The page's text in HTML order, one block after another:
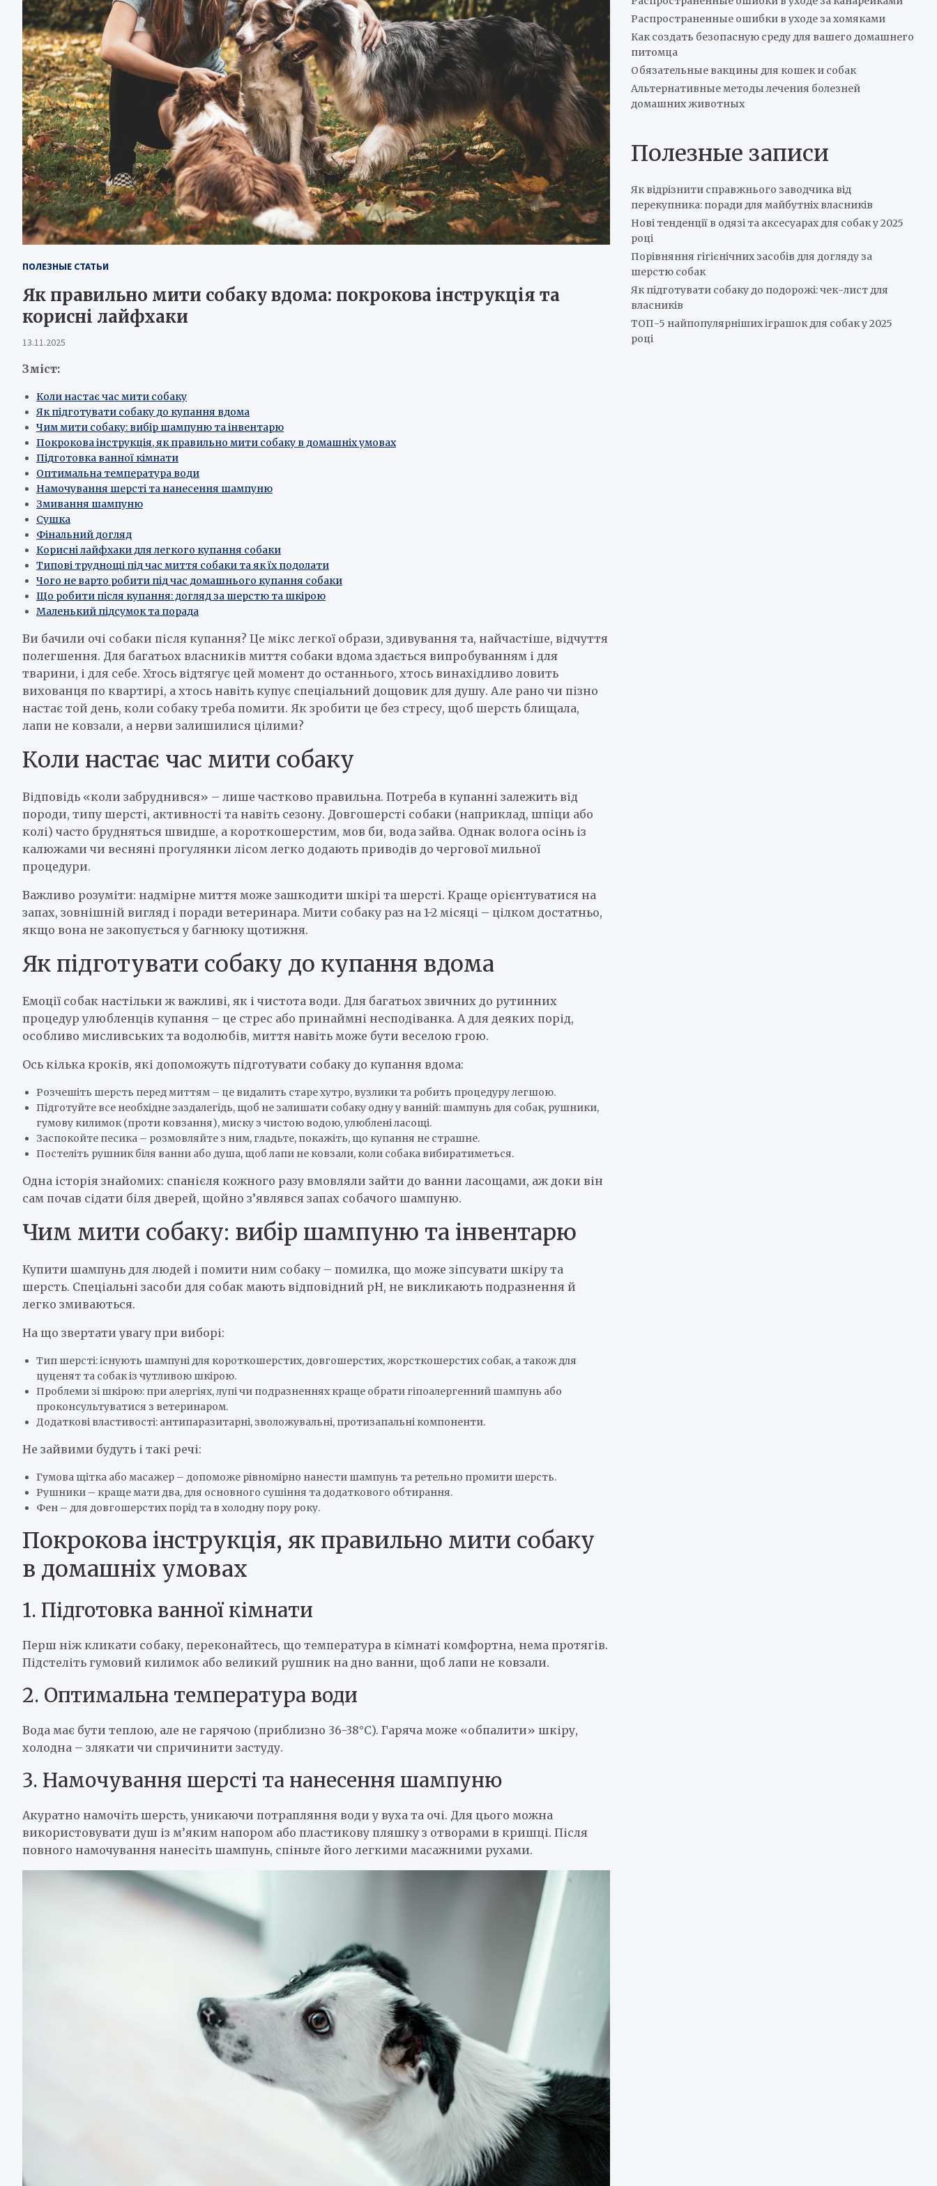
ПОЛЕЗНЫЕ СТАТЬИ
Як правильно мити собаку вдома: покрокова інструкція та
корисні лайфхаки
13.11.2025
Зміст:
Коли настає час мити собаку
Як підготувати собаку до купання вдома
Чим мити собаку: вибір шампуню та інвентарю
Покрокова інструкція, як правильно мити собаку в домашніх умовах
Підготовка ванної кімнати
Оптимальна температура води
Намочування шерсті та нанесення шампуню
Змивання шампуню
Сушка
Фінальний догляд
Корисні лайфхаки для легкого купання собаки
Типові труднощі під час миття собаки та як їх подолати
Чого не варто робити під час домашнього купання собаки
Що робити після купання: догляд за шерстю та шкірою
Маленький підсумок та порада
Ви бачили очі собаки після купання? Це мікс легкої образи, здивування та, найчастіше, відчуття
полегшення. Для багатьох власників миття собаки вдома здається випробуванням і для
тварини, і для себе. Хтось відтягує цей момент до останнього, хтось винахідливо ловить
вихованця по квартирі, а хтось навіть купує спеціальний дощовик для душу. Але рано чи пізно
настає той день, коли собаку треба помити. Як зробити це без стресу, щоб шерсть блищала,
лапи не ковзали, а нерви залишилися цілими?
Коли настає час мити собаку
Відповідь «коли забруднився» – лише частково правильна. Потреба в купанні залежить від
породи, типу шерсті, активності та навіть сезону. Довгошерсті собаки (наприклад, шпіци або
колі) часто брудняться швидше, а короткошерстим, мов би, вода зайва. Однак волога осінь із
калюжами чи весняні прогулянки лісом легко додають приводів до чергової мильної
процедури.
Важливо розуміти: надмірне миття може зашкодити шкірі та шерсті. Краще орієнтуватися на
запах, зовнішній вигляд і поради ветеринара. Мити собаку раз на 1-2 місяці – цілком достатньо,
якщо вона не закопується у багнюку щотижня.
Як підготувати собаку до купання вдома
Емоції собак настільки ж важливі, як і чистота води. Для багатьох звичних до рутинних
процедур улюбленців купання – це стрес або принаймні несподіванка. А для деяких порід,
особливо мисливських та водолюбів, миття навіть може бути веселою грою.
Ось кілька кроків, які допоможуть підготувати собаку до купання вдома:
Розчешіть шерсть перед миттям – це видалить старе хутро, вузлики та робить процедуру легшою.
Підготуйте все необхідне заздалегідь, щоб не залишати собаку одну у ванній: шампунь для собак, рушники,
гумову килимок (проти ковзання), миску з чистою водою, улюблені ласощі.
Заспокойте песика – розмовляйте з ним, гладьте, покажіть, що купання не страшне.
Постеліть рушник біля ванни або душа, щоб лапи не ковзали, коли собака вибиратиметься.
Одна історія знайомих: спанієля кожного разу вмовляли зайти до ванни ласощами, аж доки він
сам почав сідати біля дверей, щойно з’являвся запах собачого шампуню.
Чим мити собаку: вибір шампуню та інвентарю
Купити шампунь для людей і помити ним собаку – помилка, що може зіпсувати шкіру та
шерсть. Спеціальні засоби для собак мають відповідний pH, не викликають подразнення й
легко змиваються.
На що звертати увагу при виборі:
Тип шерсті: існують шампуні для короткошерстих, довгошерстих, жорсткошерстих собак, а також для
цуценят та собак із чутливою шкірою.
Проблеми зі шкірою: при алергіях, лупі чи подразненнях краще обрати гіпоалергенний шампунь або
проконсультуватися з ветеринаром.
Додаткові властивості: антипаразитарні, зволожувальні, протизапальні компоненти.
Не зайвими будуть і такі речі:
Гумова щітка або масажер – допоможе рівномірно нанести шампунь та ретельно промити шерсть.
Рушники – краще мати два, для основного сушіння та додаткового обтирання.
Фен – для довгошерстих порід та в холодну пору року.
Покрокова інструкція, як правильно мити собаку
в домашніх умовах
1. Підготовка ванної кімнати
Перш ніж кликати собаку, переконайтесь, що температура в кімнаті комфортна, нема протягів.
Підстеліть гумовий килимок або великий рушник на дно ванни, щоб лапи не ковзали.
2. Оптимальна температура води
Вода має бути теплою, але не гарячою (приблизно 36-38°C). Гаряча може «обпалити» шкіру,
холодна – злякати чи спричинити застуду.
3. Намочування шерсті та нанесення шампуню
Акуратно намочіть шерсть, уникаючи потрапляння води у вуха та очі. Для цього можна
використовувати душ із м’яким напором або пластикову пляшку з отворами в кришці. Після
повного намочування нанесіть шампунь, спіньте його легкими масажними рухами.
Распространенные ошибки в уходе за хомяками
Как создать безопасную среду для вашего домашнего
питомца
Обязательные вакцины для кошек и собак
Альтернативные методы лечения болезней
домашних животных
Полезные записи
Як відрізнити справжнього заводчика від
перекупника: поради для майбутніх власників
Нові тенденції в одязі та аксесуарах для собак у 2025
році
Порівняння гігієнічних засобів для догляду за
шерстю собак
Як підготувати собаку до подорожі: чек-лист для
власників
ТОП-5 найпопулярніших іграшок для собак у 2025
році